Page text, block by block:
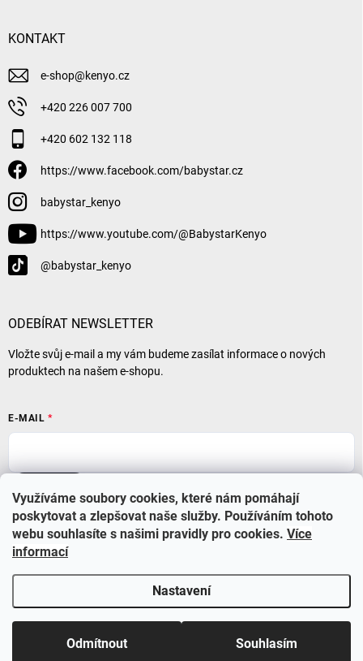
Využíváme soubory cookies, které nám pomáhají
poskytovat a zlepšovat naše služby. Používáním tohoto
webu souhlasíte s našimi pravidly pro cookies. Více
informací
Nastavení
Odmítnout Souhlasím
Využijte nyní slevu 10% se slevovým kódem BS210 a také
KONTAKT
e-shop@kenyo.cz
+420 226 007 700
+420 602 132 118
https://www.facebook.com/babystar.cz
babystar_kenyo
https://www.youtube.com/@BabystarKenyo
@babystar_kenyo
ODEBÍRAT NEWSLETTER
Vložte svůj e-mail a my vám budeme zasílat informace o nových
produktech na našem e-shopu.
E-MAIL
Copyright 2026BABYSTAR. Všechna práva vyhrazena.Upravit nastavení